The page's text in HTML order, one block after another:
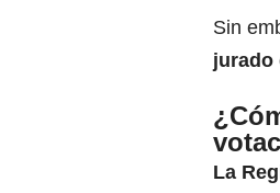
Sin
jurado
La